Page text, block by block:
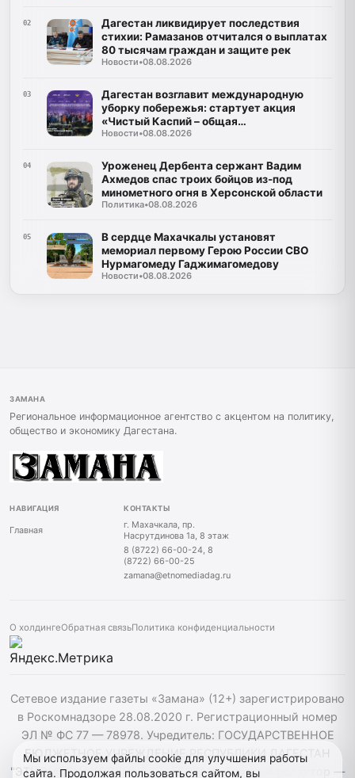
02
Дагестан ликвидирует последствия
стихии: Рамазанов отчитался о выплатах
80 тысячам граждан и защите рек
Новости•08.08.2026
03
Дагестан возглавит международную
уборку побережья: стартует акция
«Чистый Каспий – общая
ответственность»
Новости•08.08.2026
04
Уроженец Дербента сержант Вадим
Ахмедов спас троих бойцов из-под
минометного огня в Херсонской области
Политика•08.08.2026
05
В сердце Махачкалы установят
мемориал первому Герою России СВО
Нурмагомеду Гаджимагомедову
Новости•08.08.2026
ЗАМАНА
Региональное информационное агентство с акцентом на политику,
общество и экономику Дагестана.
НАВИГАЦИЯ
Главная
КОНТАКТЫ
г. Махачкала, пр.
Насрутдинова 1а, 8 этаж
8 (8722) 66-00-24, 8
(8722) 66-00-25
zamana@etnomediadag.ru
О холдингеОбратная связьПолитика конфиденциальности
Сетевое издание газеты «Замана» (12+) зарегистрировано
в Роскомнадзоре 28.08.2020 г. Регистрационный номер
ЭЛ № ФС 77 — 78978. Учредитель: ГОСУДАРСТВЕННОЕ
БЮДЖЕТНОЕ УЧРЕЖДЕНИЕ РЕСПУБЛИКИ ДАГЕСТАН
"ЭТНОМЕДИАХОЛДИНГ "ДАГЕСТАН". Главный редактор —
Мы используем файлы cookie для улучшения работы
сайта. Продолжая пользоваться сайтом, вы